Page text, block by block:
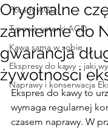
Porady AGD
Typowe usterki AGD
Kawa sama w sobie
Ekspresy do kawy - jaki
Naprawy i konserwacja
Oryginalne
zamienne do
gwarancja
żywotności
Ekspres do kawy to
wymaga regularnej
czasem naprawy. W